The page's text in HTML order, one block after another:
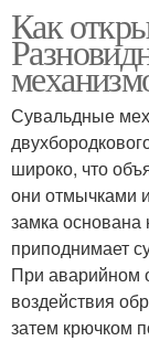
Как
Сувальдные
широко, что
они отмычками
замка основана
приподнимает
При аварийном
воздействия
затем крючком